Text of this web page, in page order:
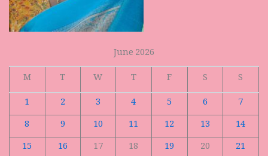
June 2026
M
T W T F S
S
1
2 3 4 5 6
7
8
9 10 11 12 13
14
15
16 17 18 19 20
21